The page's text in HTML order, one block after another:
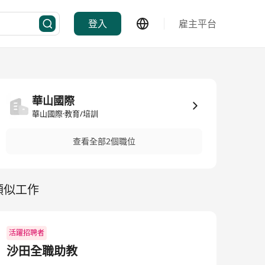
登入 雇主平台
華山國際
華山國際·教育/培訓
查看全部2個職位
似工作
活躍招聘者
沙田全職助教